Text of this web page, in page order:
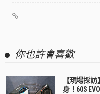
你也許會喜歡
【現場採訪
身！60S